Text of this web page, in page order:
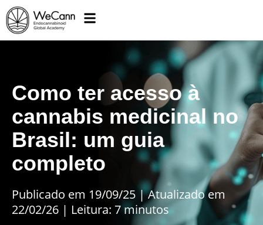
Como ter acesso à
cannabis medicinal no
Brasil: um guia
completo
Publicado em 19/09/25 |Atualizado em
22/02/26 | Leitura: 7 minutos